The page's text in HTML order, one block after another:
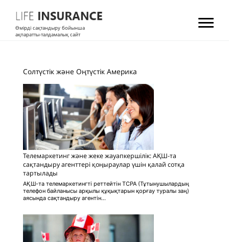
Өмірді сақтандыру бойынша
ақпаратты-талдамалық сайт
Солтүстік және Оңтүстік Америка
Телемаркетинг және жеке жауапкершілік: АҚШ-та
сақтандыру агенттері қоңыраулар үшін қалай сотқа
тартылады
АҚШ-та телемаркетингті реттейтін TCPA (Тұтынушылардың
телефон байланысы арқылы құқықтарын қорғау туралы заң)
аясында сақтандыру агентін...